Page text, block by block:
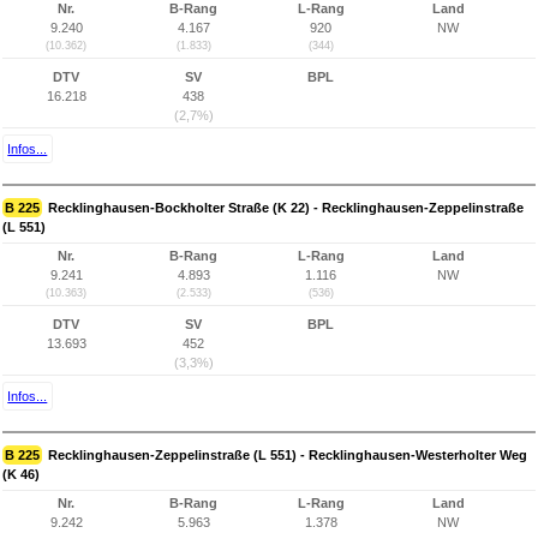
Nr.
9.240
(10.362)
B-Rang
4.167
(1.833)
L-Rang
920
(344)
Land
NW
DTV
16.218
SV
438
(2,7%)
BPL
Infos...
B 225 Recklinghausen-Bockholter Straße (K 22) - Recklinghausen-Zeppelinstraße
(L 551)
Nr.
9.241
(10.363)
B-Rang
4.893
(2.533)
L-Rang
1.116
(536)
Land
NW
DTV
13.693
SV
452
(3,3%)
BPL
Infos...
B 225 Recklinghausen-Zeppelinstraße (L 551) - Recklinghausen-Westerholter Weg
(K 46)
Nr.
9.242
B-Rang
5.963
L-Rang
1.378
Land
NW